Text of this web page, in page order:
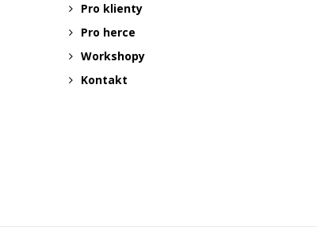
Pro klienty
Pro herce
Workshopy
Kontakt